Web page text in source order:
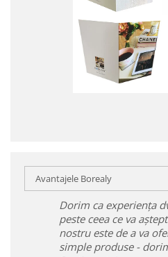
Avantajele Borealy
Dorim ca experiența
peste ceea ce va
nostru este de a va
simple produse -